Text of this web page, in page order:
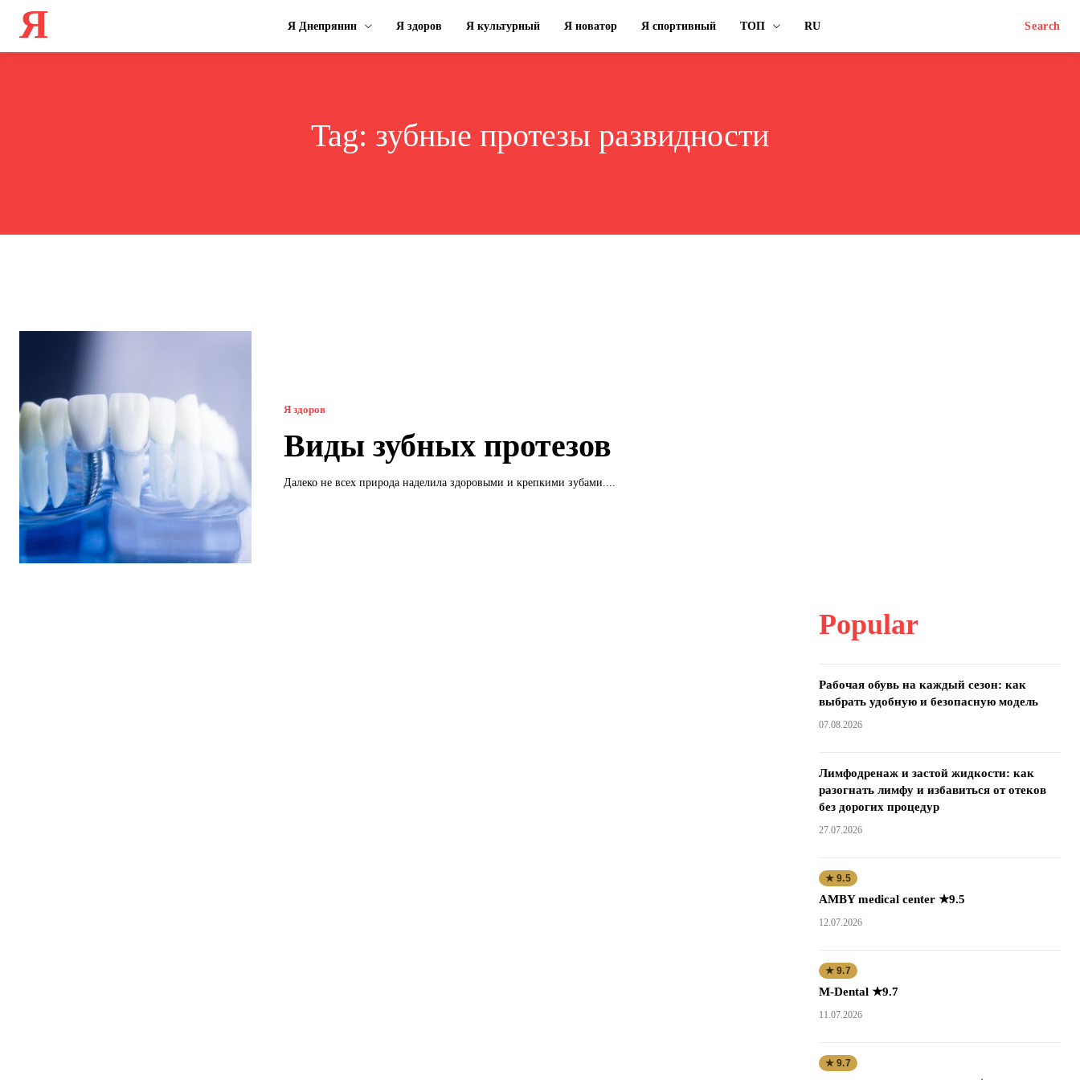
Я Я Днепрянин Я здоров Я культурный Я новатор Я спортивный ТОП RU Search
Tag: зубные протезы развидности
Я здоров
Виды зубных протезов
Далеко не всех природа наделила здоровыми и крепкими зубами....
Popular
Рабочая обувь на каждый сезон: как
выбрать удобную и безопасную модель
07.08.2026
Лимфодренаж и застой жидкости: как
разогнать лимфу и избавиться от отеков
без дорогих процедур
27.07.2026
★ 9.5
AMBY medical center ★9.5
12.07.2026
★ 9.7
M-Dental ★9.7
11.07.2026
★ 9.7